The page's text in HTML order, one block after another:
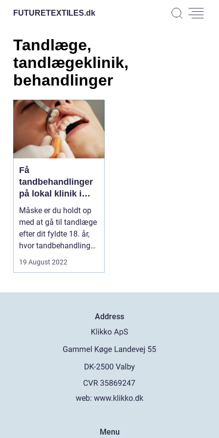
FUTURETEXTILES.dk
Tandlæge,
tandlægeklinik,
behandlinger
Få
tandbehandlinger
på lokal klinik i
Søborg
Måske er du holdt op
med at gå til tandlæge
efter dit fyldte 18. år,
hvor tandbehandlinger
og tandpl...
19 August 2022
Address
web: www.klikko.dk
Menu